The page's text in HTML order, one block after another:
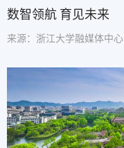
数智领航 育见未来
来源：浙江大学融媒体中心